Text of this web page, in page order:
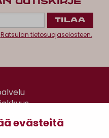
evästeitä
UUTISKIRJE
Ratsulan tietosuojaselosteen.
Café